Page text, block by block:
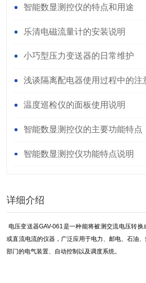
智能数显测控仪的特点和用途
乐清电磁流量计的安装说明
小巧型压力变送器的日常维护
浅谈隔离配电器使用过程中的注
温度巡检仪的面板使用说明
智能数显测控仪的主要功能特点
智能数显测控仪功能特点说明
详细介绍
电压变送器GAV-061是一种能将被测交流电压转
或直流电流的仪器，广泛应用于电力、邮电、石油
部门的电气装置、自动控制以及调度系统。